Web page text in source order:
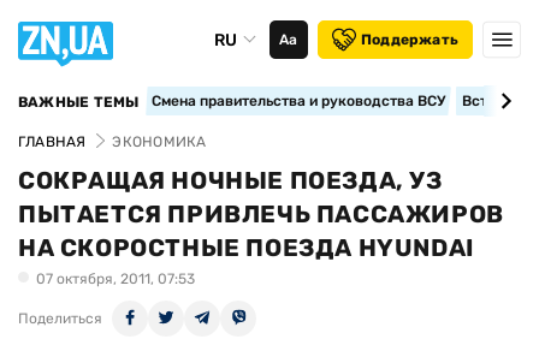
RU Аа Поддержать
ВАЖНЫЕ ТЕМЫ Смена правительства и руководства ВСУ
ГЛАВНАЯ ЭКОНОМИКА
СОКРАЩАЯ НОЧНЫЕ ПОЕЗДА, УЗ
ПЫТАЕТСЯ ПРИВЛЕЧЬ ПАССАЖИРОВ
НА СКОРОСТНЫЕ ПОЕЗДА HYUNDAI
07 октября, 2011, 07:53
Поделиться